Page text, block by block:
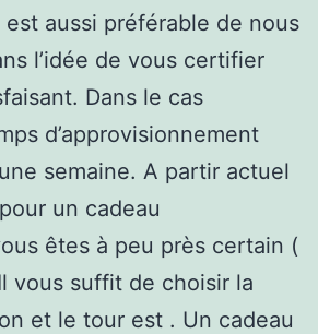
aussi préférable de nous
l’idée de vous certifier
Dans le cas
d’approvisionnement
semaine. A partir actuel
un cadeau
êtes à peu près certain (
vous suffit de choisir la
et le tour est . Un cadeau